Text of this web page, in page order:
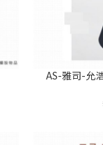
AS-雅司-允